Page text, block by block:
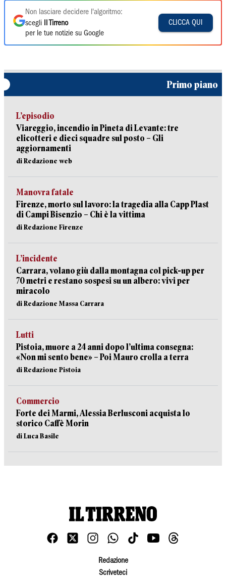
Non lasciare decidere l'algoritmo:
scegli
Il Tirreno
per le tue notizie su Google
CLICCA QUI
Primo piano
L’episodio
Viareggio, incendio in Pineta di Levante: tre
elicotteri e dieci squadre sul posto – Gli
aggiornamenti
di Redazione web
Manovra fatale
Firenze, morto sul lavoro: la tragedia alla Capp Plast
di Campi Bisenzio – Chi è la vittima
di Redazione Firenze
L’incidente
Carrara, volano giù dalla montagna col pick-up per
70 metri e restano sospesi su un albero: vivi per
miracolo
di Redazione Massa Carrara
Lutti
Pistoia, muore a 24 anni dopo l’ultima consegna:
«Non mi sento bene» – Poi Mauro crolla a terra
di Redazione Pistoia
Commercio
Forte dei Marmi, Alessia Berlusconi acquista lo
storico Caffè Morin
di Luca Basile
Redazione
Scriveteci